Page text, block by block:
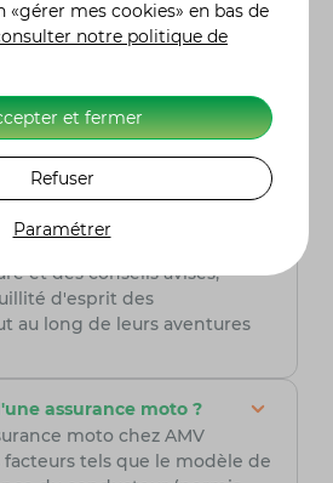
votre assurance moto, il
les tarifs, les
proposées. AMV,
dans le domaine de la moto,
en sérieuse
de son expertise, AMV offre
aux besoins spécifiques
ainsi une couverture
pour leurs deux-roues. Grâce
et des conseils avisés,
d'esprit des
au long de leurs aventures
assurance moto ?
moto chez AMV
tels que le modèle de
mes cookies» en bas de
notre politique de
et fermer
Refuser
Paramétrer